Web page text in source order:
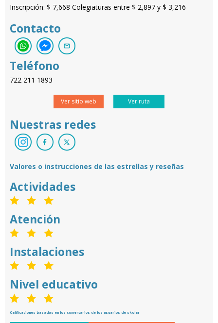
Inscripción: $ 7,668 Colegiaturas entre $ 2,897 y $ 3,216
Contacto
Teléfono
722 211 1893
Ver sitio web Ver ruta
Nuestras redes
Valores o instrucciones de las estrellas y reseñas
Actividades
Atención
Instalaciones
Nivel educativo
Calificaciones basadas en los comentarios de los usuarios de skolar